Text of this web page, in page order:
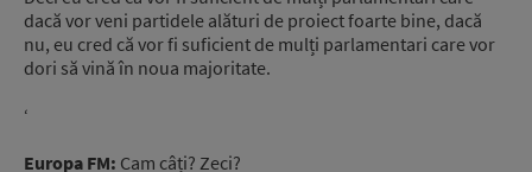
dacă vor veni partidele alături de proiect foarte bine, dacă
nu, eu cred că vor fi suficient de mulți parlamentari care vor
dori să vină în noua majoritate.
‘
Europa FM: Cam câți? Zeci?